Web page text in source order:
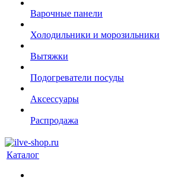
Варочные панели
Холодильники и морозильники
Вытяжки
Подогреватели посуды
Аксессуары
Распродажа
Каталог